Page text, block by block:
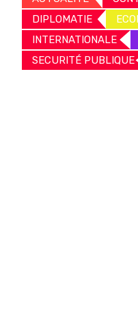
DIPLOMATIE
INTERNATIONALE
SECURITÉ PUBLIQUE